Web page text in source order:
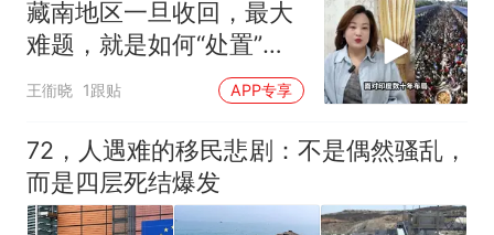
藏南地区一旦收回，最大
难题，就是如何“处置”这
些外国移民
王衜晓 1跟贴 APP专享
72，人遇难的移民悲剧：不是偶然骚乱，
而是四层死结爆发